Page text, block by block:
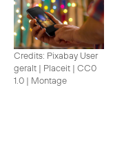
Credits: Pixabay User
geralt | Placeit | CC0
1.0 | Montage